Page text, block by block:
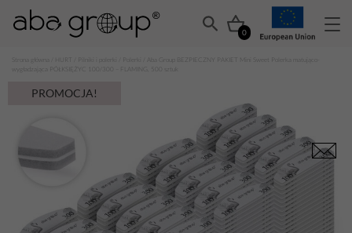
0
Pilniki i polerki Polerki
/ Aba Group BEZPIECZNY PAKIET Mini Sweet Polerka matująco-
wygładzająca PÓŁKSIĘŻYC 100/300 – FLAMING, 500 sztuk
PROMOCJA!